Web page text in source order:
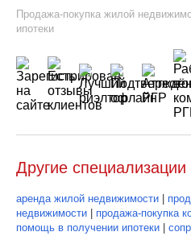
Продажа-покупка жилой
ипотеки
Другие специализации
аренда жилой недвижимости
недвижимости
продажа-покупка
помощь в получении ипотеки